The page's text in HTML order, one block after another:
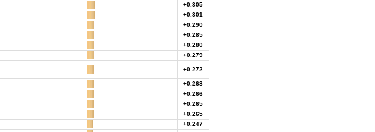
+0.305
+0.301
+0.290
+0.285
+0.280
+0.279
+0.272
+0.268
+0.266
+0.265
+0.265
+0.247